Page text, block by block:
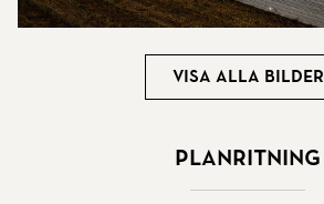
Visa alla bilder
Planritning